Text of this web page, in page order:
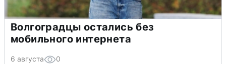
Волгоградцы остались без
мобильного интернета
6 августа 0